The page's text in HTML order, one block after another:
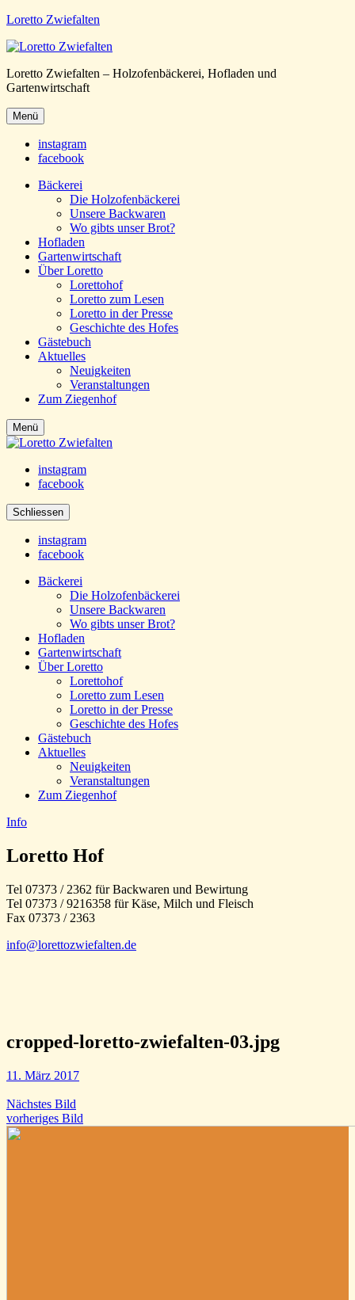
Loretto Zwiefalten
Loretto Zwiefalten – Holzofenbäckerei, Hofladen und
Gartenwirtschaft
Menü
instagram
facebook
Bäckerei
Die Holzofenbäckerei
Unsere Backwaren
Wo gibts unser Brot?
Hofladen
Gartenwirtschaft
Über Loretto
Lorettohof
Loretto zum Lesen
Loretto in der Presse
Geschichte des Hofes
Gästebuch
Aktuelles
Neuigkeiten
Veranstaltungen
Zum Ziegenhof
Menü
instagram
facebook
Schliessen
instagram
facebook
Bäckerei
Die Holzofenbäckerei
Unsere Backwaren
Wo gibts unser Brot?
Hofladen
Gartenwirtschaft
Über Loretto
Lorettohof
Loretto zum Lesen
Loretto in der Presse
Geschichte des Hofes
Gästebuch
Aktuelles
Neuigkeiten
Veranstaltungen
Zum Ziegenhof
Info
Loretto Hof
Tel 07373 / 2362 für Backwaren und Bewirtung
Tel 07373 / 9216358 für Käse, Milch und Fleisch
Fax 07373 / 2363
info@lorettozwiefalten.de
cropped-loretto-zwiefalten-03.jpg
11. März 2017
Nächstes Bild
vorheriges Bild